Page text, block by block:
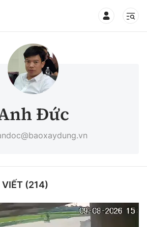
Đức
VIẾT (214)